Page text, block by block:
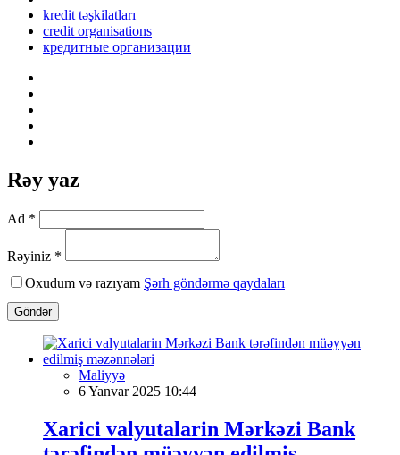
kredit təşkilatları
credit organisations
кредитные организации
Rəy yaz
Ad *
Rəyiniz *
Oxudum və razıyam Şərh göndərmə qaydaları
Göndər
Maliyyə
6 Yanvar 2025 10:44
Xarici valyutalarin Mərkəzi Bank